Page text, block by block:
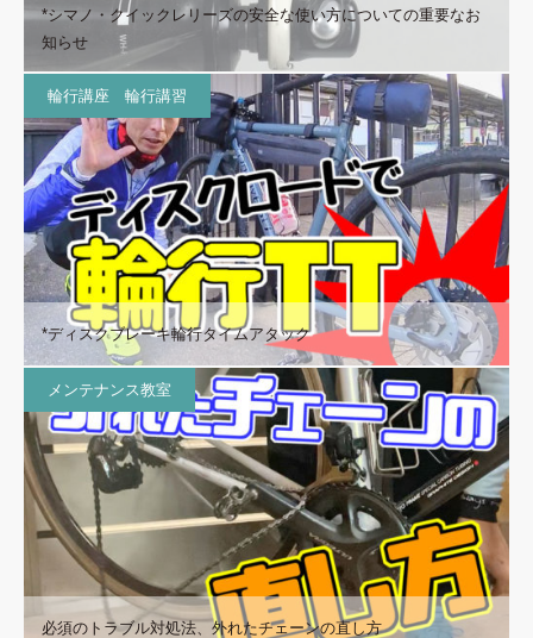
*シマノ・クイックレリーズの安全な使い方についての重要なお
知らせ
輪行講座 輪行講習
*ディスクブレーキ輪行タイムアタック
メンテナンス教室
必須のトラブル対処法、外れたチェーンの直し方